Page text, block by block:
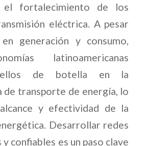
el fortalecimiento de los
eléctrica. A pesar
generación y consumo,
latinoamericanas
de botella en la
transporte de energía, lo
y efectividad de la
Desarrollar redes
confiables es un paso clave